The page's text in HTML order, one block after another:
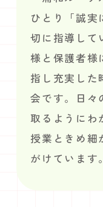
ひとり「誠実
切に指導して
様と保護者様
指し充実した
会です。日々
取るようにわ
授業ときめ細
がけています。